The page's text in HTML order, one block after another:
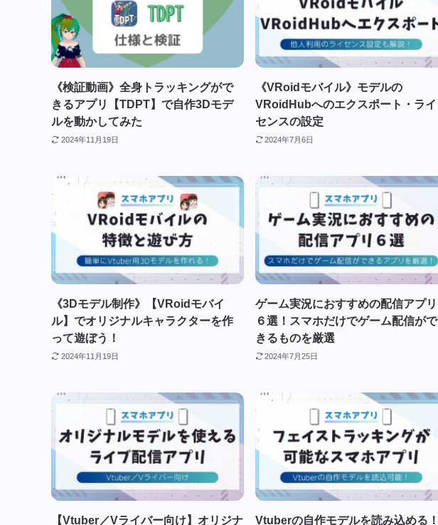
《検証動画》全身トラッキングがで
きるアプリ【TDPT】で自作3Dモデ
ルを動かしてみた
2024年11月19日
《VRoidモバイル》モデルの
VRoidHubへのエクスポート・ライ
センスの設定
2024年7月6日
《3Dモデル制作》【VRoidモバイ
ル】でオリジナルキャラクターを作
って遊ぼう！
2024年11月19日
ゲーム実況におすすめの配信アプリ
６選！スマホだけでゲーム配信がで
きるものを厳選
2024年7月25日
【Vtuber／Vライバー向け】オリジナ
Vtuberの自作モデルを読み込める！